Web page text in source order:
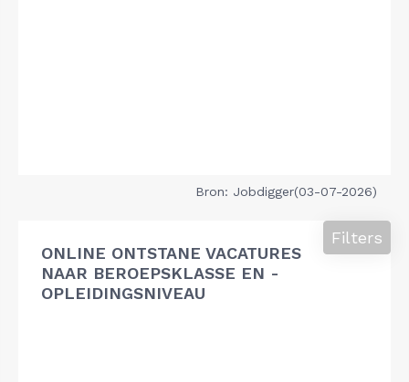
Bron: Jobdigger(03-07-2026)
ONLINE ONTSTANE VACATURES
NAAR BEROEPSKLASSE EN -
OPLEIDINGSNIVEAU
Filters